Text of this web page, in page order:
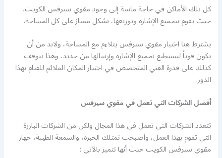
كل تلك الأماكن في حاجة ماسة إلى وجود مقوي سيرفس الكويت،
حيث يقوم بتجميع الإشاره وتوزيعها، بشكل ممتاز على كل المساحة.
يشترط هنا اختيار مقوي سيرفس يتلاءم مع المساحة، ولابد من أن
يكون قوياً ليستطيع تجميع الإشاره وإرسالها من جديد، وهذا يتوقف
كذلك على قدرة الفني المتخصص في اختيار المكان الملائم للقيام بهذا
الدور.
أفضل الشركات التي تعمل في مقوي سيرفس
تتعدد الشركات التي تعمل في هذا المجال ولكن من الشركات البارزة
التي تقوم بهذا العمل، وأصبحت تمتلك الخبرة، والسمعة الطيبة، جهاز
مقوي سيرفس الكويت حيث أنها تتميز بالآتي :